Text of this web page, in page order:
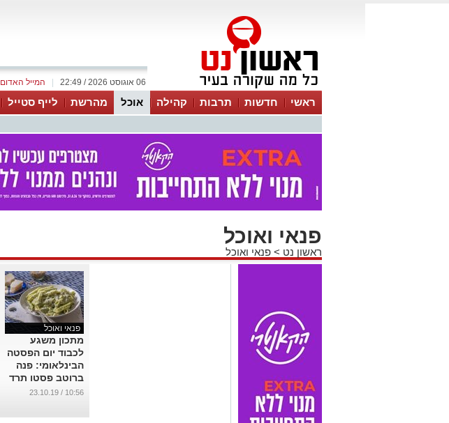
המייל האדום 06 אוגוסט 2026 / 22:49
ראשי חדשות תרבות קהילה אוכל מהרשת לייף סטייל
פנאי ואוכל
ראשון נט > פנאי ואוכל
פנאי ואוכל
מתכון משגע
לכבוד יום הפסטה
הבינלאומי: פנה
ברוטב פסטו תרד
ושמנת
10:56 / 23.10.19